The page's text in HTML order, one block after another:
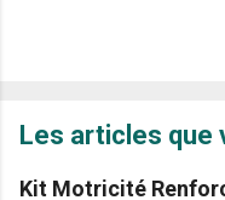
e
i
Les articles que
Kit Motricité